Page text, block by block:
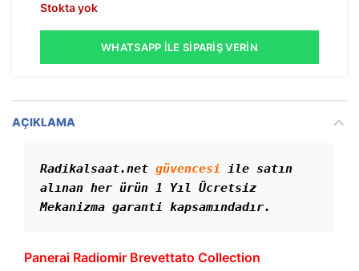
Stokta yok
WHATSAPP İLE SIPARIŞ VERIN
AÇIKLAMA
Radikalsaat.net güvencesi ile satın
alınan her ürün 1 Yıl Ücretsiz
Mekanizma garanti kapsamındadır.
Panerai Radiomir Brevettato Collection